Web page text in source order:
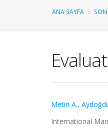
ANA SAYFA SON
Metin A.,
International